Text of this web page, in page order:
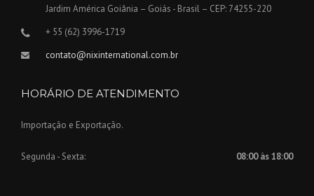
Jardim América Goiânia – Goiás - Brasil – CEP: 74255-220
+ 55 (62) 3996-1719
contato@nixinternational.com.br
HORÁRIO DE ATENDIMENTO
Importação e Exportação.
Segunda - Sexta: 08:00 às 18:00